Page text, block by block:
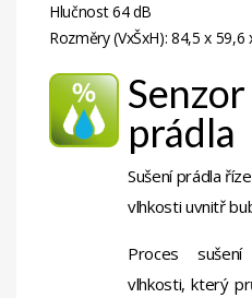
Hlučnost 64 dB
Rozměry (VxŠxH): 84,5 x 59,6
prádla
Sušení prádla
vlhkosti uvnitř
Proces
vlhkosti, který